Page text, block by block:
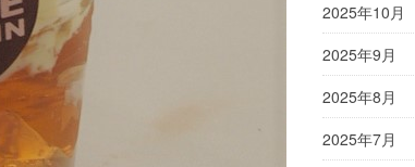
2025年10月
2025年9月
2025年8月
2025年7月